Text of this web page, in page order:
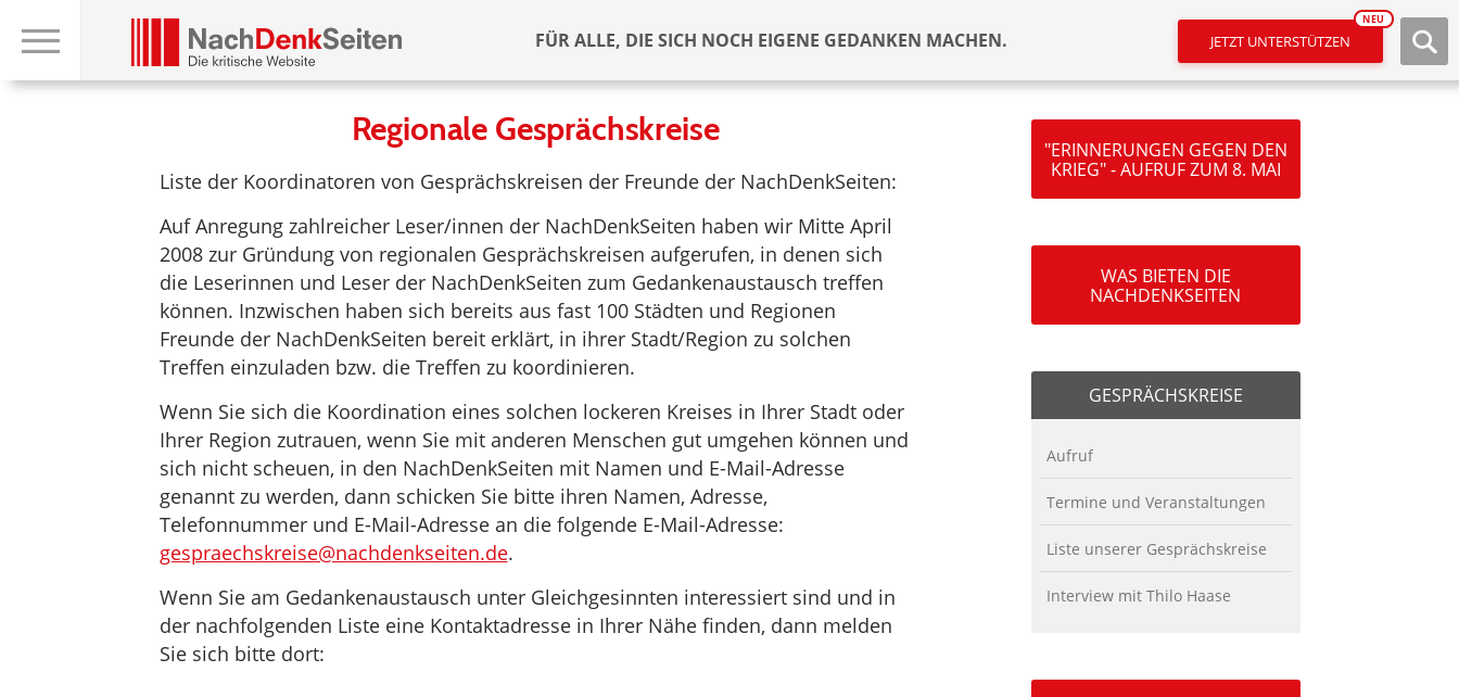
FÜR ALLE, DIE SICH NOCH EIGENE GEDANKEN MACHEN. JETZT UNTERSTÜTZEN
NEU
Regionale Gesprächskreise
Liste der Koordinatoren von Gesprächskreisen der Freunde der NachDenkSeiten:
Auf Anregung zahlreicher Leser/innen der NachDenkSeiten haben wir Mitte April
2008 zur Gründung von regionalen Gesprächskreisen aufgerufen, in denen sich
die Leserinnen und Leser der NachDenkSeiten zum Gedankenaustausch treffen
können. Inzwischen haben sich bereits aus fast 100 Städten und Regionen
Freunde der NachDenkSeiten bereit erklärt, in ihrer Stadt/Region zu solchen
Treffen einzuladen bzw. die Treffen zu koordinieren.
Wenn Sie sich die Koordination eines solchen lockeren Kreises in Ihrer Stadt oder
Ihrer Region zutrauen, wenn Sie mit anderen Menschen gut umgehen können und
sich nicht scheuen, in den NachDenkSeiten mit Namen und E-Mail-Adresse
genannt zu werden, dann schicken Sie bitte ihren Namen, Adresse,
Telefonnummer und E-Mail-Adresse an die folgende E-Mail-Adresse:
gespraechskreise@nachdenkseiten.de.
Wenn Sie am Gedankenaustausch unter Gleichgesinnten interessiert sind und in
der nachfolgenden Liste eine Kontaktadresse in Ihrer Nähe finden, dann melden
Sie sich bitte dort:
"ERINNERUNGEN GEGEN DEN
KRIEG" - AUFRUF ZUM 8. MAI
WAS BIETEN DIE
NACHDENKSEITEN
GESPRÄCHSKREISE
Aufruf
Termine und Veranstaltungen
Liste unserer Gesprächskreise
Interview mit Thilo Haase